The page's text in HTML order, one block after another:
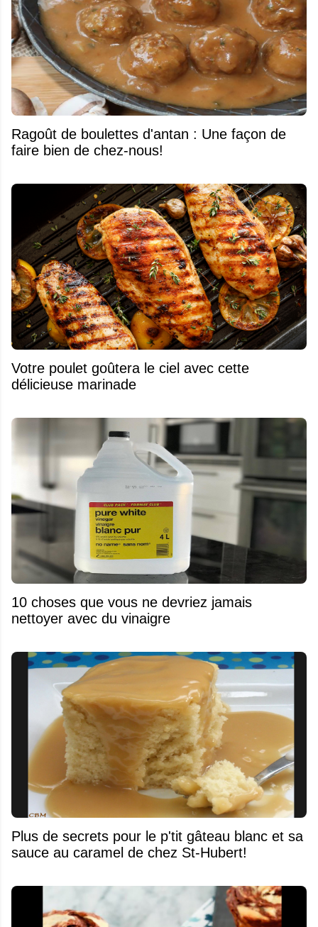
Ragoût de boulettes d'antan : Une façon de
faire bien de chez-nous!
Votre poulet goûtera le ciel avec cette
délicieuse marinade
10 choses que vous ne devriez jamais
nettoyer avec du vinaigre
Plus de secrets pour le p'tit gâteau blanc et sa
sauce au caramel de chez St-Hubert!